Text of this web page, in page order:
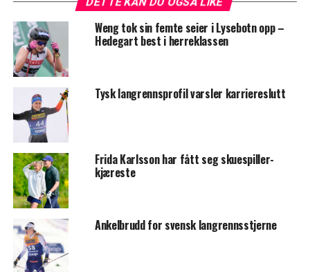
Weng tok sin femte seier i Lysebotn opp –
Hedegart best i herreklassen
Tysk langrennsprofil varsler karriereslutt
Frida Karlsson har fått seg skuespiller-
kjæreste
Ankelbrudd for svensk langrennsstjerne